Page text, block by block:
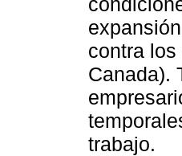
contra
Canada).
trabajo.